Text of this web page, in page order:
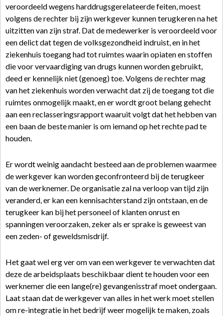
veroordeeld wegens harddrugsgerelateerde feiten, moest
volgens de rechter bij zijn werkgever kunnen terugkeren na het
uitzitten van zijn straf. Dat de medewerker is veroordeeld voor
een delict dat tegen de volksgezondheid indruist, en in het
ziekenhuis toegang had tot ruimtes waarin opiaten en stoffen
die voor vervaardiging van drugs kunnen worden gebruikt,
deed er kennelijk niet (genoeg) toe. Volgens de rechter mag
van het ziekenhuis worden verwacht dat zij de toegang tot die
ruimtes onmogelijk maakt, en er wordt groot belang gehecht
aan een reclasseringsrapport waaruit volgt dat het hebben van
een baan de beste manier is om iemand op het rechte pad te
houden.
Er wordt weinig aandacht besteed aan de problemen waarmee
de werkgever kan worden geconfronteerd bij de terugkeer
van de werknemer. De organisatie zal na verloop van tijd zijn
veranderd, er kan een kennisachterstand zijn ontstaan, en de
terugkeer kan bij het personeel of klanten onrust en
spanningen veroorzaken, zeker als er sprake is geweest van
een zeden- of geweldsmisdrijf.
Het gaat wel erg ver om van een werkgever te verwachten dat
deze de arbeidsplaats beschikbaar dient te houden voor een
werknemer die een lange(re) gevangenisstraf moet ondergaan.
Laat staan dat de werkgever van alles in het werk moet stellen
om re-integratie in het bedrijf weer mogelijk te maken, zoals